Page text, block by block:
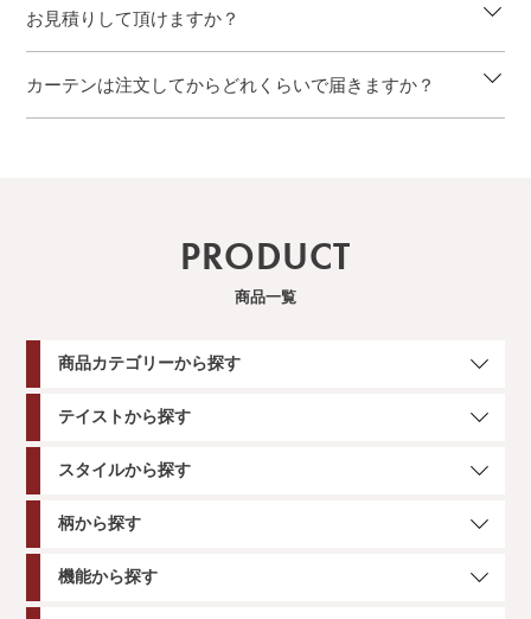
お見積りして頂けますか？
カーテンは注文してからどれくらいで届きますか？
PRODUCT
商品一覧
商品カテゴリーから探す
テイストから探す
スタイルから探す
柄から探す
機能から探す